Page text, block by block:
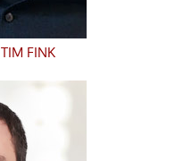
TIM FINK